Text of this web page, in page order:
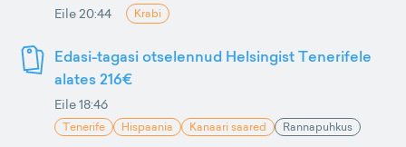
Eile 20:44 Krabi
Edasi-tagasi otselennud Helsingist Tenerifele
alates 216€
Eile 18:46
Tenerife Hispaania Kanaari saared Rannapuhkus